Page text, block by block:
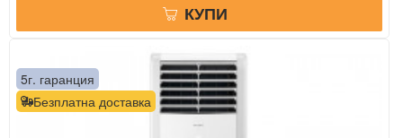
КУПИ
Безплатна доставка
5г. гаранция